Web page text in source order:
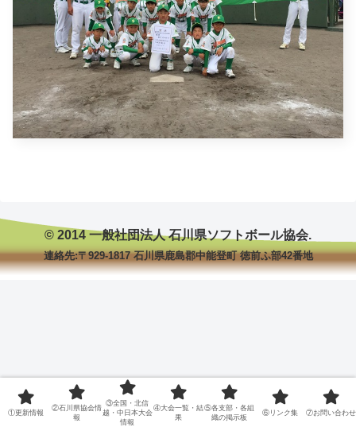
© 2014 一般社団法人 石川県ソフトボール協会.
連絡先:〒929-1817 石川県鹿島郡中能登町 徳前ふ部42番地
①更新情報
②石川県協会情
報
③全国・北信
越・中日本大会
情報
④大会一覧・結
果
⑤各支部・各組
織の掲示板
⑥リンク集 ⑦お問い合わせ